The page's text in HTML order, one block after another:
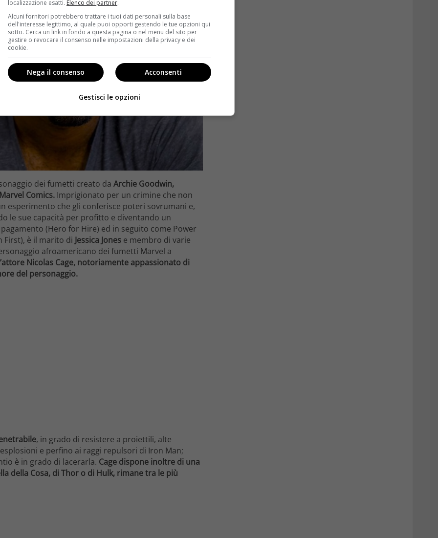
dei fumetti creato da Archie Goodwin,
Comics. Imprigionato per un crimine che non
esperimento che gli conferisce poteri sovrumani e,
le sue capacità per profitto e diventando un
(Hero for Hire) ed in seguito come Power
First), è il marito di Jessica Jones e membro di varie
afroamericano dei fumetti Marvel a
Nicolas Cage, notoriamente appassionato di
del personaggio.
, in grado di resistere a proiettili, alte
e perfino ai raggi repulsori di Iron Man;
è in grado di lacerarla. Cage dispone inoltre di una
della Cosa, di Thor o di Hulk, rimane tra le più
localizzazione esatti. Elenco dei partner.
Alcuni fornitori potrebbero trattare i tuoi dati personali sulla base
dell'interesse legittimo, al quale puoi opporti gestendo le tue opzioni qui
sotto. Cerca un link in fondo a questa pagina o nel menu del sito per
gestire o revocare il consenso nelle impostazioni della privacy e dei
cookie.
Acconsenti
Nega il consenso
Gestisci le opzioni